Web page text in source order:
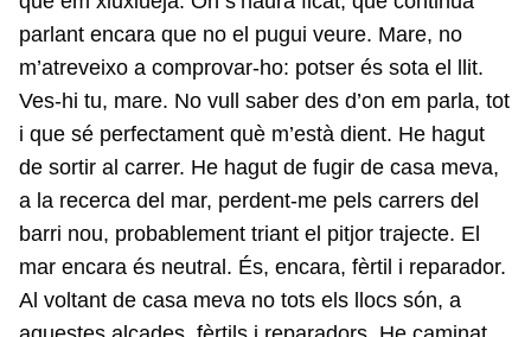
parlant encara que no el pugui veure. Mare, no
m’atreveixo a comprovar-ho: potser és sota el llit.
Ves-hi tu, mare. No vull saber des d’on em parla, tot
i que sé perfectament què m’està dient. He hagut
de sortir al carrer. He hagut de fugir de casa meva,
a la recerca del mar, perdent-me pels carrers del
barri nou, probablement triant el pitjor trajecte. El
mar encara és neutral. És, encara, fèrtil i reparador.
Al voltant de casa meva no tots els llocs són, a